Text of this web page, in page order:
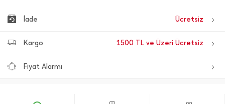
İade Ücretsiz
Kargo 1500 TL ve Üzeri Ücretsiz
Fiyat Alarmı